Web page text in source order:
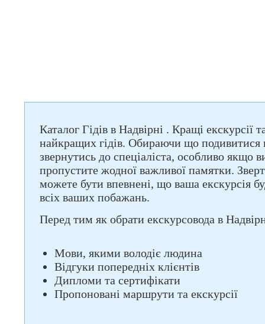
Каталог Гідів в Надвірні . Кращі екскурсії
найкращих гідів. Обираючи що подивитися
звернутись до спеціаліста, особливо якщо
пропустите жодної важливої памятки.
можете бути впевнені, що ваша екскурсія
всіх ваших побажань.
Перед тим як обрати екскурсовода в
Мови, якими володіє людина
Відгуки попередніх клієнтів
Дипломи та сертифікати
Пропоновані маршрути та екскурсії